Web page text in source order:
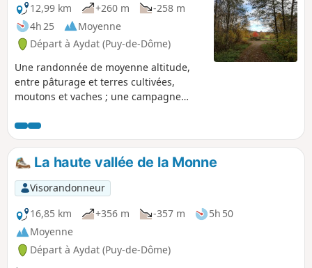
12,99 km
+260 m
-258 m
4h 25
Moyenne
Départ à Aydat (Puy-de-Dôme)
Une randonnée de moyenne altitude,
entre pâturage et terres cultivées,
moutons et vaches ; une campagne
volcaniques. La promenade qui suit le
cours des rivières Monne et Ribeyre et
offre de splendides panoramas sur la
Chaîne des Puys.
La haute vallée de la Monne
Visorandonneur
16,85 km
+356 m -357 m
5h 50
Moyenne
Départ à Aydat (Puy-de-Dôme)